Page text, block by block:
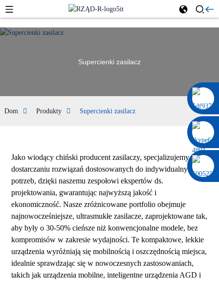
0086 13322920697
Supercienki zasilacz
Dom Produkty Supercienki zasilacz
Jako wiodący chiński producent zasilaczy, specjalizujemy się w
dostarczaniu rozwiązań dostosowanych do indywidualnych
potrzeb, dzięki naszemu zespołowi ekspertów ds.
projektowania, gwarantując najwyższą jakość i
ekonomiczność. Nasze zróżnicowane portfolio obejmuje
najnowocześniejsze, ultrasmukłe zasilacze, zaprojektowane tak,
aby były o 30-50% cieńsze niż konwencjonalne modele, bez
kompromisów w zakresie wydajności. Te kompaktowe, lekkie
urządzenia wyróżniają się mobilnością i oszczędnością miejsca,
idealnie sprawdzając się w nowoczesnych zastosowaniach,
takich jak urządzenia mobilne, inteligentne urządzenia AGD i